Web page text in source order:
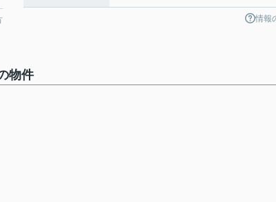
情報
物件